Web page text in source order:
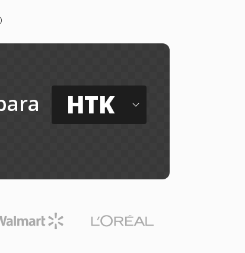
HTK